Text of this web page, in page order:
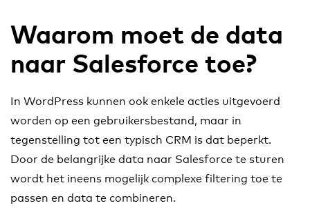
Waarom moet de data
naar Salesforce toe?
In WordPress kunnen ook enkele acties uitgevoerd
worden op een gebruikersbestand, maar in
tegenstelling tot een typisch CRM is dat beperkt.
Door de belangrijke data naar Salesforce te sturen
wordt het ineens mogelijk complexe filtering toe te
passen en data te combineren.